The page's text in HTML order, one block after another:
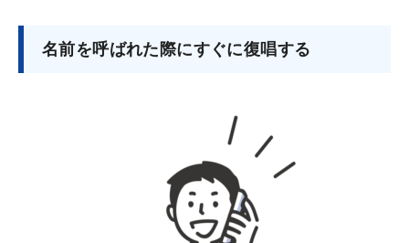
名前を呼ばれた際にすぐに復唱する